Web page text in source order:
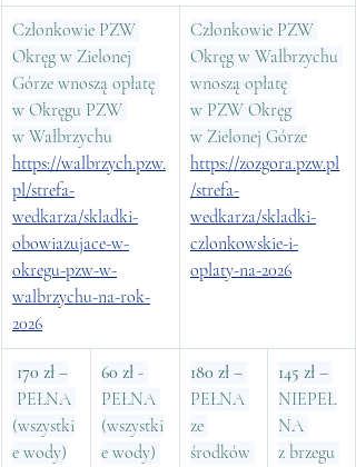
Członkowie PZW
Okręg w Zielonej
Górze wnoszą opłatę
w Okręgu PZW
w Wałbrzychu
https://walbrzych.pzw.
pl/strefa-
wedkarza/skladki-
obowiazujace-w-
okregu-pzw-w-
walbrzychu-na-rok-
2026
Członkowie PZW
Okręg w Wałbrzychu
wnoszą opłatę
w PZW Okręg
w Zielonej Górze
https://zozgora.pzw.pl
/strefa-
wedkarza/skladki-
czlonkowskie-i-
oplaty-na-2026
170 zł –
PEŁNA
(wszystki
e wody)
60 zł -
PEŁNA
(wszystki
e wody)
180 zł –
PEŁNA
ze
środków
145 zł –
NIEPEŁ
NA
z brzegu